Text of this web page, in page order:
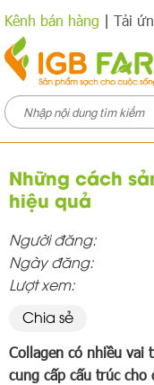
Kênh bán hàng | Tải
Những cách
hiệu quả
Người đăng:
Ngày đăng:
Lượt xem:
Chia sẻ
Collagen có nhiều vai
cung cấp cấu trúc